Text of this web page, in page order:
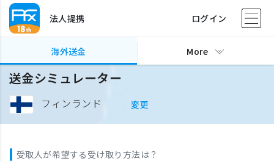
法人提携 ログイン
海外送金 More
送金シミュレーター
フィンランド 変更
受取人が希望する受け取り方法は？